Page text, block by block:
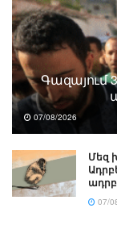
Գազայում
07/08/2026
Մեզ
07/